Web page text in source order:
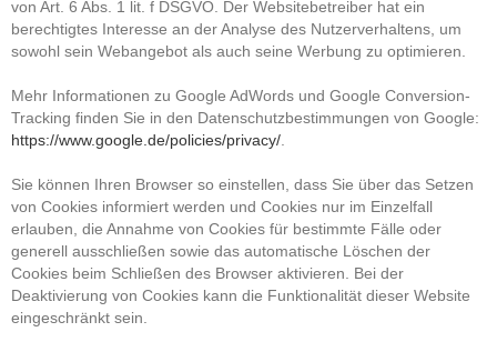
von Art. 6 Abs. 1 lit. f DSGVO. Der Websitebetreiber hat ein
berechtigtes Interesse an der Analyse des Nutzerverhaltens, um
sowohl sein Webangebot als auch seine Werbung zu optimieren.
Mehr Informationen zu Google AdWords und Google Conversion-
Tracking finden Sie in den Datenschutzbestimmungen von Google:
https://www.google.de/policies/privacy/
Sie können Ihren Browser so einstellen, dass Sie über das Setzen
von Cookies informiert werden und Cookies nur im Einzelfall
erlauben, die Annahme von Cookies für bestimmte Fälle oder
generell ausschließen sowie das automatische Löschen der
Cookies beim Schließen des Browser aktivieren. Bei der
Deaktivierung von Cookies kann die Funktionalität dieser Website
eingeschränkt sein.